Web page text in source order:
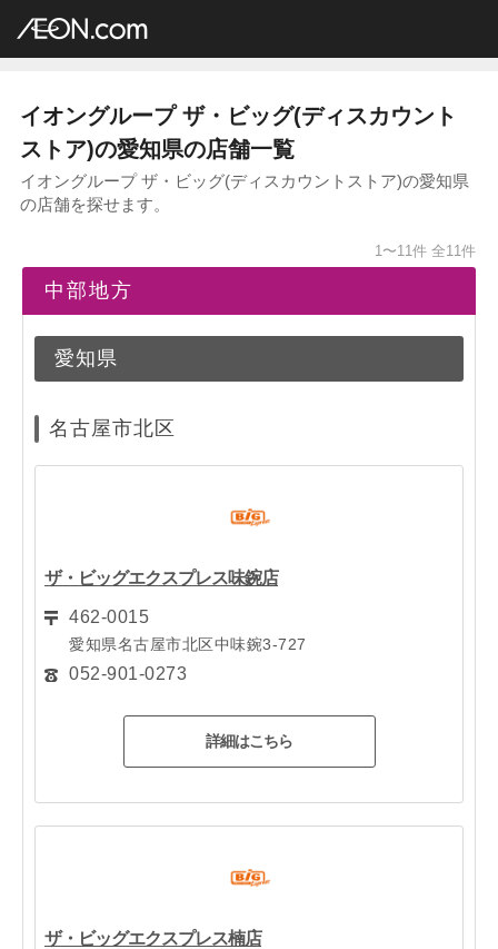
イオングループ店舗一覧
イオングループ ザ・ビッグ(ディスカウント
ストア)の愛知県の店舗一覧
イオングループ ザ・ビッグ(ディスカウントストア)の愛知県
の店舗を探せます。
1〜11件 全11件
中部地方
愛知県
名古屋市北区
ザ・ビッグエクスプレス味鋺店
462-0015
愛知県名古屋市北区中味鋺3-727
052-901-0273
詳細はこちら
ザ・ビッグエクスプレス楠店